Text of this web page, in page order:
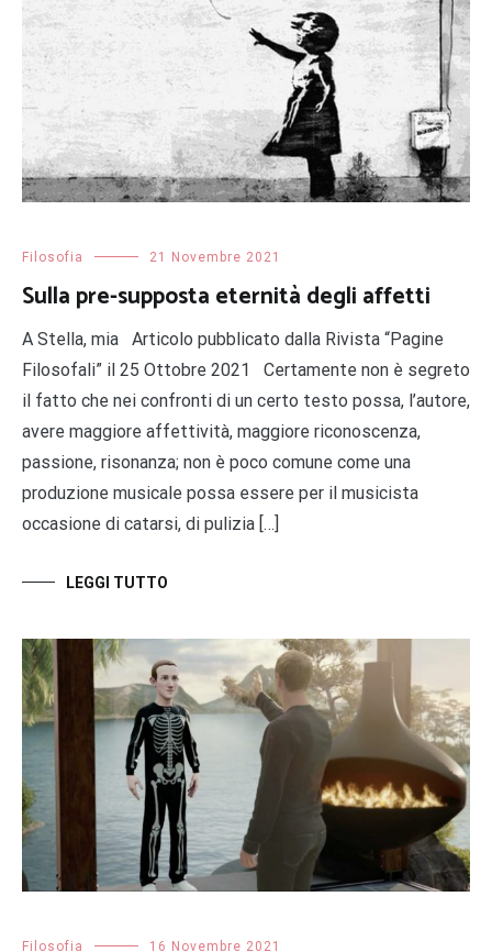
Filosofia 21 Novembre 2021
Sulla pre-supposta eternità degli affetti
A Stella, mia Articolo pubblicato dalla Rivista “Pagine
Filosofali” il 25 Ottobre 2021 Certamente non è segreto
il fatto che nei confronti di un certo testo possa, l’autore,
avere maggiore affettività, maggiore riconoscenza,
passione, risonanza; non è poco comune come una
produzione musicale possa essere per il musicista
occasione di catarsi, di pulizia […]
LEGGI TUTTO
Filosofia 16 Novembre 2021